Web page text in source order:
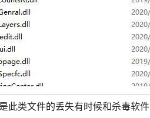
此类文件的丢失有时候和杀毒软